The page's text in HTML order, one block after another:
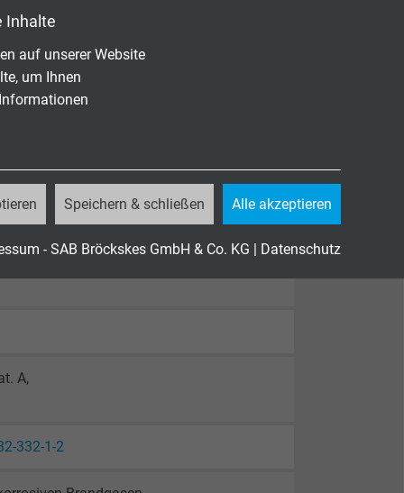
Inhalte
auf unserer Website
um Ihnen
Speichern & schließen Alle akzeptieren
- SAB Bröckskes GmbH & Co. KG | Datenschutz
A,
332-1-2